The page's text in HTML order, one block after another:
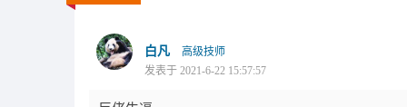
白凡
高级技师
发表于 2021-6-22 15:57:57